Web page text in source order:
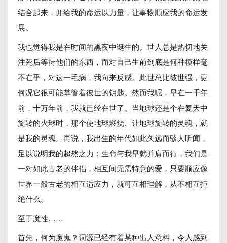
结合起来，并给我的命运以力量，让事物顺应我的命运发
展。
我也觉得我是在时间的黑夜中诞生的。世人总是热切地关
注死后等待他们的东西，而对自己生前到底是何种模样毫
不在乎，对这一毛病，我向来反感。此世总比彼世强，更
何况它很可能掌管着彼世的钥匙。然而我呢，早在一千年
前，十万年前，我就已经在世了。当地球还是个在氦天中
旋转的火球时，那个使地球燃烧、让地球旋转的灵魂，就
是我的灵魂。再说，我出生的年代如此久远而骇人听闻，
足以说明我的超然之力：生命与我早就并肩而行，我们是
一对如此古老的伴侣，相互间无需特意的爱，只要顺应像
世界一般古老的相互适应力，就可互相理解，从不相互拒
绝什么。
至于魔性……
首先，何为魔鬼？词源已经有着某种出人意料，令人感到